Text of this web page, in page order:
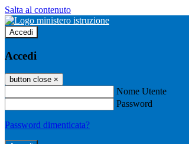
Salta al contenuto
Accedi
Accedi
button close ×
Nome Utente
Password
Password dimenticata?